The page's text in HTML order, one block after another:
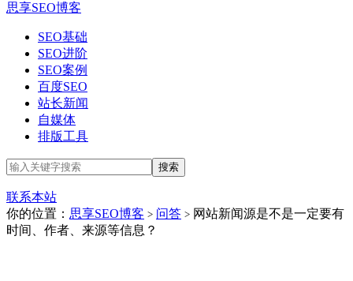
思享SEO博客
SEO基础
SEO进阶
SEO案例
百度SEO
站长新闻
自媒体
排版工具
联系本站
你的位置： 思享SEO博客 > 问答 > 网站新闻源是不是一定要有
时间、作者、来源等信息？